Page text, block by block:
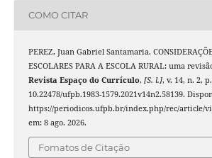
COMO CITAR
PEREZ, Juan Gabriel Santamaria.
ESCOLARES PARA A ESCOLA RURAL: uma
Revista Espaço do Currículo, [S. l.], v. 14, n. 2,
10.22478/ufpb.1983-1579.2021v14n2.58139.
https://periodicos.ufpb.br/index.php/rec/article/
em: 8 ago. 2026.
Fomatos de Citação